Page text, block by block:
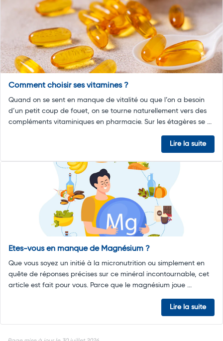
Comment choisir ses vitamines ?
Quand on se sent en manque de vitalité ou que l’on a besoin
d’un petit coup de fouet, on se tourne naturellement vers des
compléments vitaminiques en pharmacie. Sur les étagères se ...
Lire la suite
Etes-vous en manque de Magnésium ?
Que vous soyez un initié à la micronutrition ou simplement en
quête de réponses précises sur ce minéral incontournable, cet
article est fait pour vous. Parce que le magnésium joue ...
Lire la suite